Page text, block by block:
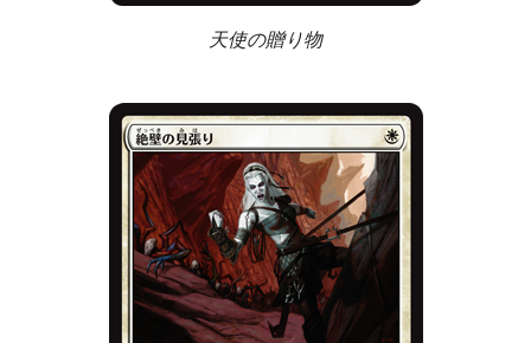
天使の贈り物